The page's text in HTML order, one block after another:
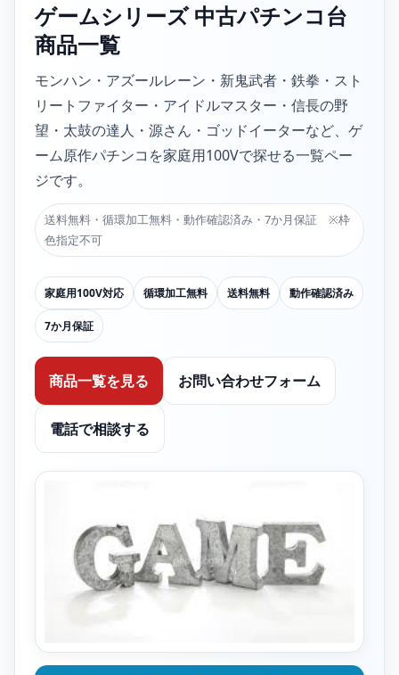
ゲームシリーズ 中古パチンコ台
商品一覧
モンハン・アズールレーン・新鬼武者・鉄拳・スト
リートファイター・アイドルマスター・信長の野
望・太鼓の達人・源さん・ゴッドイーターなど、ゲ
ーム原作パチンコを家庭用100Vで探せる一覧ペー
ジです。
送料無料・循環加工無料・動作確認済み・7か月保証 ※枠
色指定不可
家庭用100V対応 循環加工無料 送料無料 動作確認済み
7か月保証
商品一覧を見る お問い合わせフォーム
電話で相談する